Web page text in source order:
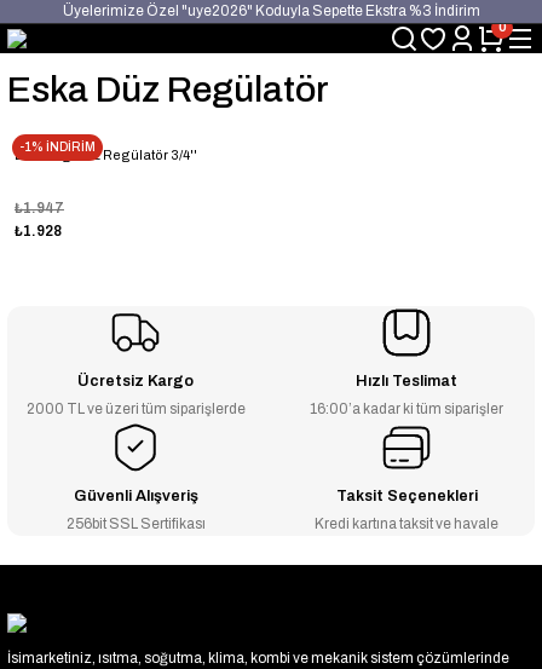
Üyelerimize Özel "uye2026" Koduyla Sepette Ekstra %3 İndirim
0
Eska Düz Regülatör
-1% İNDİRİM
Eska Erg Düz Regülatör 3/4''
₺1.928
₺1.947
Ücretsiz Kargo
2000 TL ve üzeri tüm siparişlerde
Hızlı Teslimat
16:00’a kadar ki tüm siparişler
Güvenli Alışveriş
256bit SSL Sertifikası
Taksit Seçenekleri
Kredi kartına taksit ve havale
İsimarketiniz, ısıtma, soğutma, klima, kombi ve mekanik sistem çözümlerinde